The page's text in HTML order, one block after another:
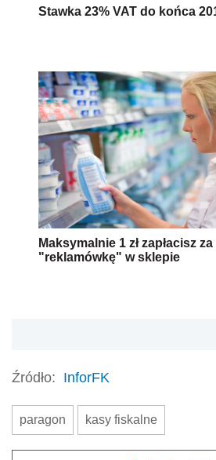
Stawka 23% VAT do końca
Maksymalnie 1 zł zapłacisz
"reklamówkę" w sklepie
Źródło: InforFK
paragon kasy fiskalne